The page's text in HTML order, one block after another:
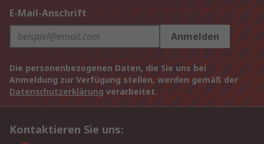
E-Mail-Anschrift
Anmelden
Die personenbezogenen Daten, die Sie uns bei
Anmeldung zur Verfügung stellen, werden gemäß der
Datenschutzerklärung verarbeitet.
Kontaktieren Sie uns: